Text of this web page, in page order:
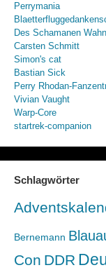
Perrymania
Des Schamanen
Carsten Schmitt
Simon's cat
Bastian Sick
Perry Rhodan-
Vivian Vaught
Warp-Core
startrek-companion
Schlagwörter
Bernemann
Con DDR